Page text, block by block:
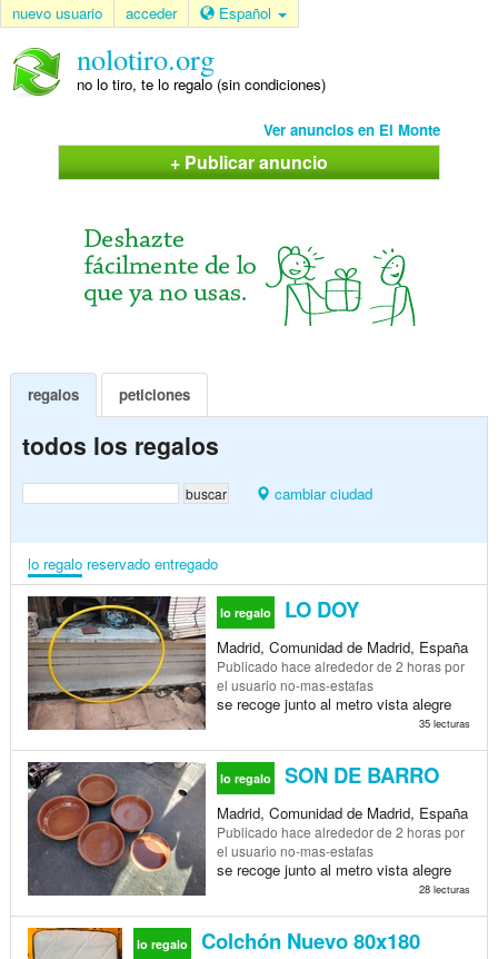
nuevo usuario acceder Español
nolotiro.org
no lo tiro, te lo regalo (sin condiciones)
Ver anuncios en El Monte
+ Publicar anuncio
regalos peticiones
todos los regalos
cambiar ciudad
lo regalo reservado entregado
lo regalo LO DOY
Madrid, Comunidad de Madrid, España
Publicado hace alrededor de 2 horaspor
el usuario no-mas-estafas
se recoge junto al metro vista alegre
35 lecturas
lo regalo SON DE BARRO
Madrid, Comunidad de Madrid, España
Publicado hace alrededor de 2 horaspor
el usuario no-mas-estafas
se recoge junto al metro vista alegre
28 lecturas
lo regalo Colchón Nuevo 80x180